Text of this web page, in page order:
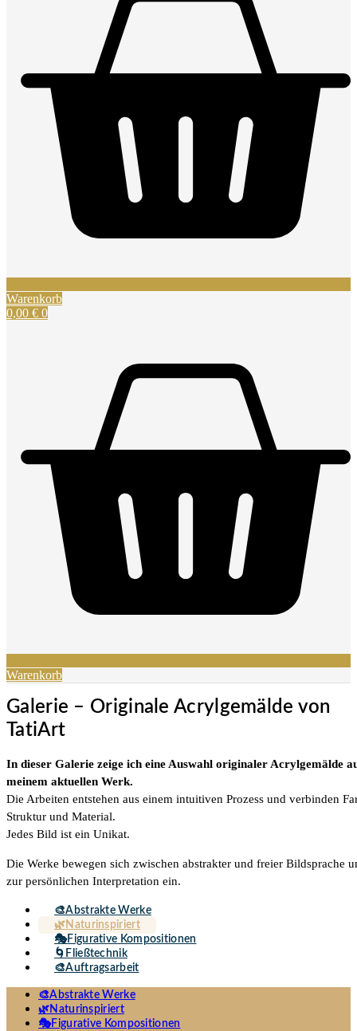
Warenkorb
0,00 € 0
Warenkorb
Galerie – Originale Acrylgemälde von
TatiArt
In dieser Galerie zeige ich eine Auswahl originaler Acrylgemälde
meinem aktuellen Werk.
Die Arbeiten entstehen aus einem intuitiven Prozess und verbinden
Struktur und Material.
Jedes Bild ist ein Unikat.
Die Werke bewegen sich zwischen abstrakter und freier Bildsprache
zur persönlichen Interpretation ein.
🎨Abstrakte Werke
🌿Naturinspiriert
🎭Figurative Kompositionen
🌀Fließtechnik
🎨Auftragsarbeit
🎨Abstrakte Werke
🌿Naturinspiriert
🎭Figurative Kompositionen